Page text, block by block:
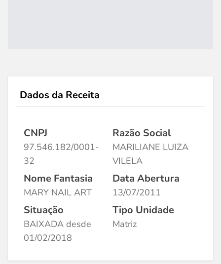
Dados da Receita
CNPJ
97.546.182/0001-
32
Razão Social
MARILIANE LUIZA
VILELA
Nome Fantasia
MARY NAIL ART
Data Abertura
13/07/2011
Situação
BAIXADA desde
01/02/2018
Tipo Unidade
Matriz